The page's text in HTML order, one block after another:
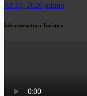
Jul 23, 2026 admin
Infraestructura Turística